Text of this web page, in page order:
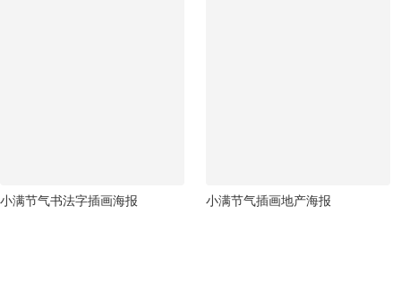
小满节气书法字插画海报 小满节气插画地产海报